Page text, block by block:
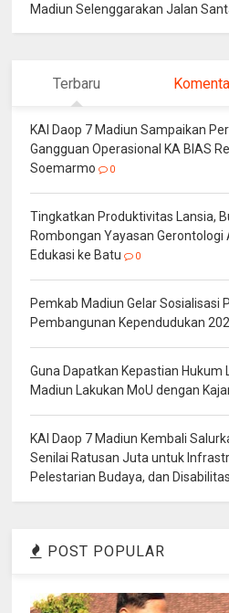
Madiun Selenggarakan Jalan
Terbaru
KAI Daop 7 Madiun Sampaikan
Gangguan Operasional KA BIAS
Soemarmo
0
Tingkatkan Produktivitas Lansia,
Rombongan Yayasan Gerontologi
Edukasi ke Batu
0
Pemkab Madiun Gelar Sosialisasi
Pembangunan Kependudukan
Guna Dapatkan Kepastian Hukum
Madiun Lakukan MoU dengan
KAI Daop 7 Madiun Kembali
Senilai Ratusan Juta untuk
Pelestarian Budaya, dan Disabilitas
POST POPULAR